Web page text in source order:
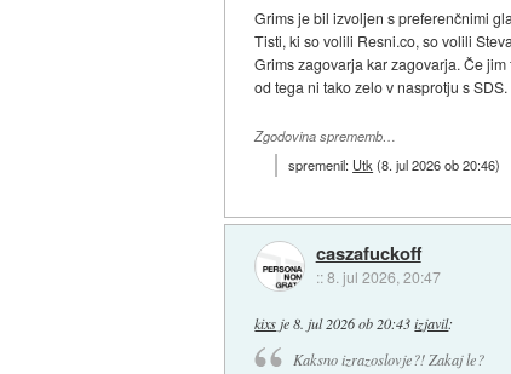
Grims je bil izvoljen s preferenčnimi
Tisti, ki so volili Resni.co, so volili
Grims zagovarja kar zagovarja. Če
od tega ni tako zelo v nasprotju s
Zgodovina sprememb…
spremenil: Utk (8. jul 2026 ob 20:46)
caszafuckoff
::8. jul 2026, 20:47
kixs je8. jul 2026 ob 20:43 izjavil:
Kaksno izrazoslovje?! Zakaj le?